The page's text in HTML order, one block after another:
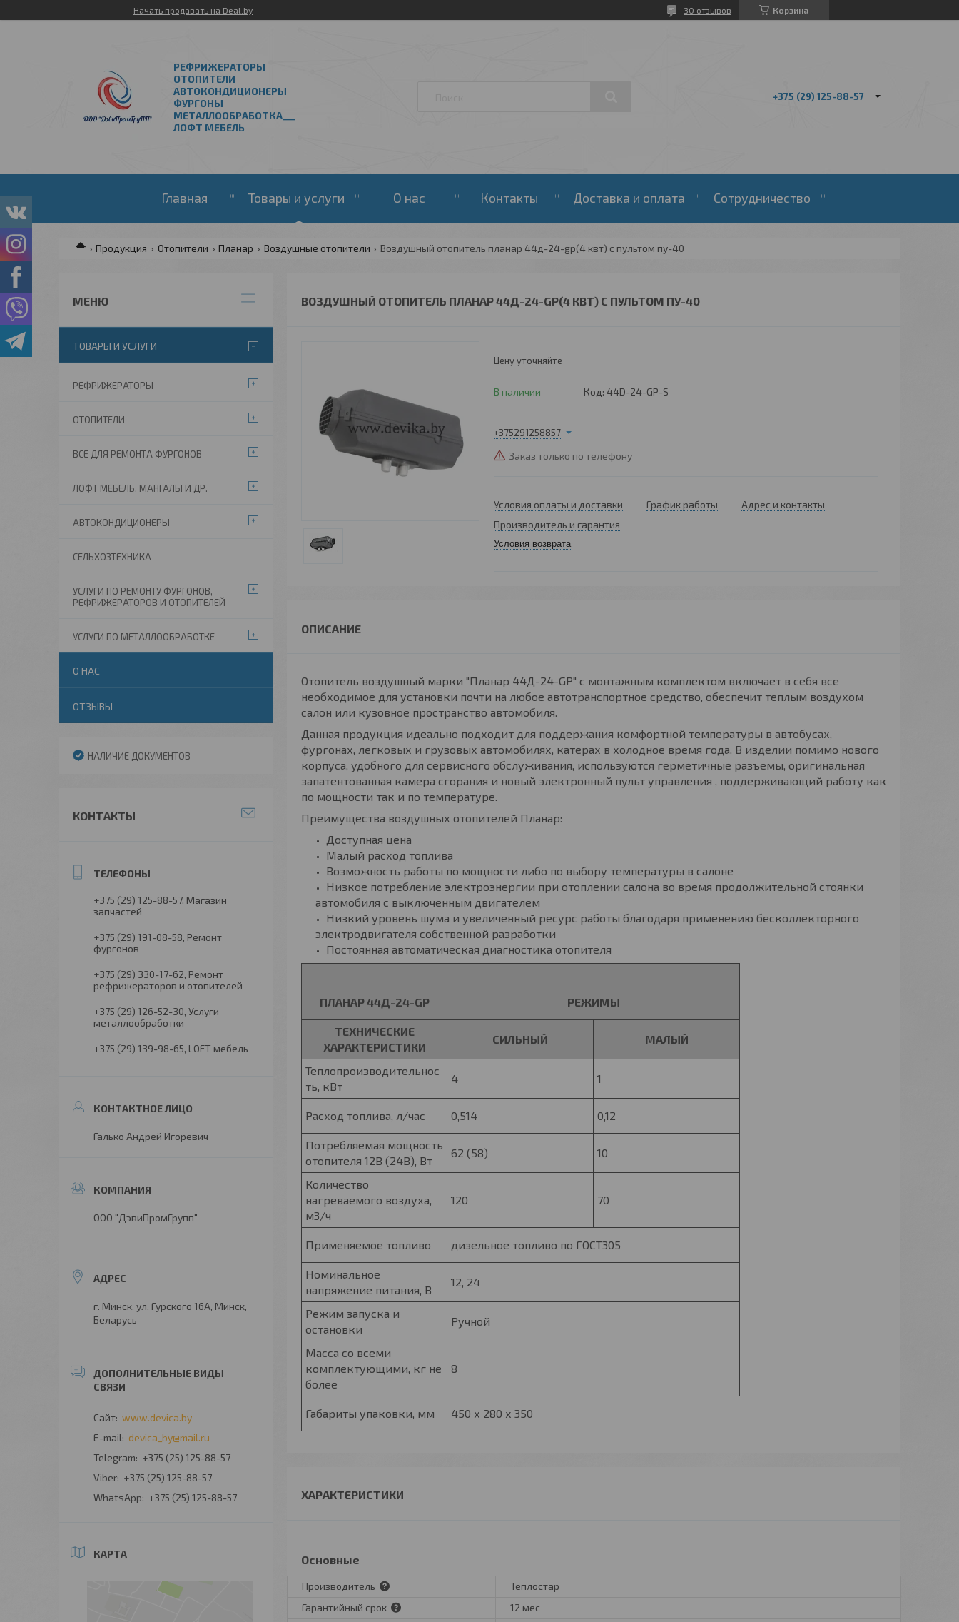
Начать продавать на Deal.by Корзина
30 отзывов
РЕФРИЖЕРАТОРЫ
ОТОПИТЕЛИ
АВТОКОНДИЦИОНЕРЫ
ФУРГОНЫ
МЕТАЛЛООБРАБОТКА___
ЛОФТ МЕБЕЛЬ
+375 (29) 125-88-57
Главная Товары и услуги О нас Контакты Доставка и оплата Сотрудничество
Продукция Отопители Планар Воздушные отопители Воздушный отопитель планар 44д-24-gp(4 квт) с пультом пу-40
ВОЗДУШНЫЙ ОТОПИТЕЛЬ ПЛАНАР 44Д-24-GP(4 КВТ) С ПУЛЬТОМ ПУ-40
Цену уточняйте
В наличии Код: 44D-24-GP-S
+375291258857
Заказ только по телефону
Условия оплаты и доставки График работы
Адрес и контакты
Производитель и гарантия
Условия возврата
Отопитель воздушный марки "Планар 44Д-24-GP" с монтажным комплектом включает в себя все
необходимое для установки почти на любое автотранспортное средство, обеспечит теплым воздухом
салон или кузовное пространство автомобиля.
Данная продукция идеально подходит для поддержания комфортной температуры в автобусах,
фургонах, легковых и грузовых автомобилях, катерах в холодное время года. В изделии помимо нового
корпуса, удобного для сервисного обслуживания, используются герметичные разъемы, оригинальная
запатентованная камера сгорания и новый электронный пульт управления , поддерживающий работу как
по мощности так и по температуре.
Преимущества воздушных отопителей Планар:
Доступная цена
Малый расход топлива
Возможность работы по мощности либо по выбору температуры в салоне
Низкое потребление электроэнергии при отоплении салона во время продолжительной стоянки
автомобиля с выключенным двигателем
Низкий уровень шума и увеличенный ресурс работы благодаря применению бесколлекторного
электродвигателя собственной разработки
Постоянная автоматическая диагностика отопителя
ПЛАНАР 44Д-24-GP РЕЖИМЫ
ТЕХНИЧЕСКИЕ
ХАРАКТЕРИСТИКИ
СИЛЬНЫЙ МАЛЫЙ
Теплопроизводительнос
ть, кВт
4 1
Расход топлива, л/час 0,514 0,12
Потребляемая мощность
отопителя 12В (24В), Вт
62 (58) 10
Количество
нагреваемого воздуха,
м3/ч
120 70
Применяемое топливо дизельное топливо по ГОСТ305
Номинальное
напряжение питания, В
12, 24
Режим запуска и
остановки
Ручной
Масса со всеми
комплектующими, кг не
более
8
Габариты упаковки, мм 450 х 280 х 350
ХАРАКТЕРИСТИКИ
Основные
Производитель
Теплостар
Гарантийный срок
12 мес
ТОВАРЫ И УСЛУГИ
РЕФРИЖЕРАТОРЫ
ОТОПИТЕЛИ
ВСЕ ДЛЯ РЕМОНТА ФУРГОНОВ
ЛОФТ МЕБЕЛЬ. МАНГАЛЫ И ДР.
АВТОКОНДИЦИОНЕРЫ
СЕЛЬХОЗТЕХНИКА
УСЛУГИ ПО РЕМОНТУ ФУРГОНОВ,
РЕФРИЖЕРАТОРОВ И ОТОПИТЕЛЕЙ
УСЛУГИ ПО МЕТАЛЛООБРАБОТКЕ
О НАС
ОТЗЫВЫ
НАЛИЧИЕ ДОКУМЕНТОВ
КОНТАКТЫ
+375 (29) 125-88-57 Магазин
запчастей
+375 (29) 191-08-58 Ремонт
фургонов
+375 (29) 330-17-62 Ремонт
рефрижераторов и отопителей
+375 (29) 126-52-30 Услуги
металлообработки
+375 (29) 139-98-65 LOFT мебель
Галько Андрей Игоревич
ООО "ДэвиПромГрупп"
г. Минск, ул. Гурского 16А, Минск,
Беларусь
www.devica.by
devica_by@mail.ru
+375 (25) 125-88-57
+375 (25) 125-88-57
+375 (25) 125-88-57
КАРТА